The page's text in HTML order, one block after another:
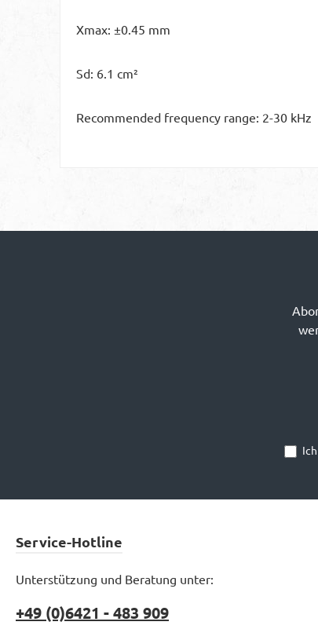
Xmax: ±0.45 mm
Sd: 6.1 cm²
Recommended frequency range: 2-30 kHz
Service-Hotline
Unterstützung und Beratung unter:
+49 (0)6421 - 483 909